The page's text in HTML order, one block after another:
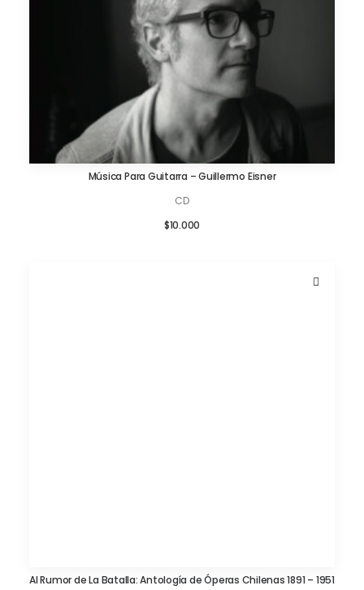
AÑADIR AL CARRITO
Música Para Guitarra – Guillermo Eisner
CD
$10.000
AÑADIR AL CARRITO
Al Rumor de La Batalla: Antología de Óperas Chilenas 1891 – 1951